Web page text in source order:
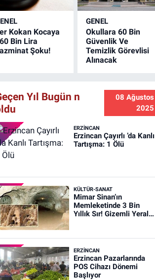
altına alındı. Olayda
kaybı
büyük
maddi hasar
Kokan Kocaya
Bin Lira
Şoku!
GENEL
Okullara 60 Bin
Güvenlik Ve
Temizlik Görevlisi
Alınacak
Yıl Bugün n
08 Ağustos
2025
ERZINCAN
Erzincan Çayırlı ’da Kanlı
Tartışma: 1 Ölü
KÜLTÜR-SANAT
Mimar Sinan’ın
Memleketinde 3 Bin
Yıllık Sır! Gizemli Yeraltı
ERZINCAN
Erzincan Pazarlarında
POS Cihazı Dönemi
Başlıyor